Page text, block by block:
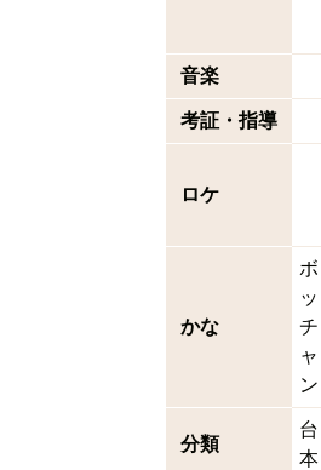
音楽
考証・指導
ロケ
かな
ボ
ッ
チ
ャ
ン
分類
台
本